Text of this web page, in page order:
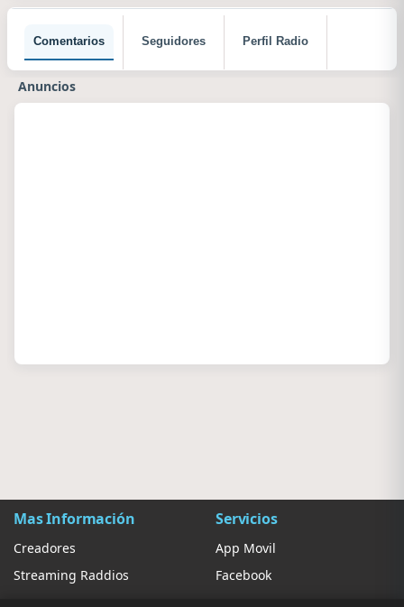
Comentarios Seguidores Perfil Radio
Anuncios
Mas Información
Creadores
Streaming Raddios
Servicios
App Movil
Facebook